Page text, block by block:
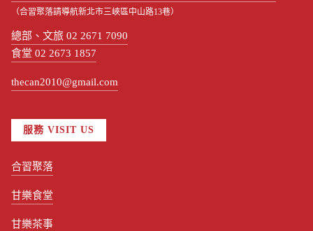
（合習聚落請導航新北市三峽區中山路13巷）
總部、文旅 02 2671 7090
食堂 02 2673 1857
thecan2010@gmail.com
服務 VISIT US
合習聚落
甘樂食堂
甘樂茶事